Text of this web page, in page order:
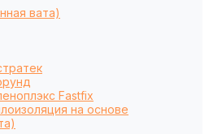
вата)
Fastfix
на основе